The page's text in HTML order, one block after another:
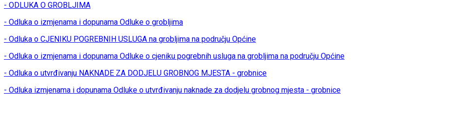
- ODLUKA O GROBLJIMA
- Odluka o izmjenama i dopunama Odluke o grobljima
- Odluka o CJENIKU POGREBNIH USLUGA na grobljima na području Općine
- Odluka o izmjenama i dopunama Odluke o cjeniku pogrebnih usluga na grobljima na području Općine
- Odluka o utvrđivanju NAKNADE ZA DODJELU GROBNOG MJESTA - grobnice
- Odluka izmjenama i dopunama Odluke o utvrđivanju naknade za dodjelu grobnog mjesta - grobnice